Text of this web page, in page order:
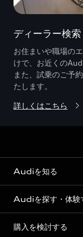
ディーラー検索
お住まいや職場の
けで、お近くの
また、試乗のご予
たします。
詳しくはこちら
Audiを知る
Audi ブランド
Story of Progress
Audiを探す・体験
ディーラー検索
購入を検討する